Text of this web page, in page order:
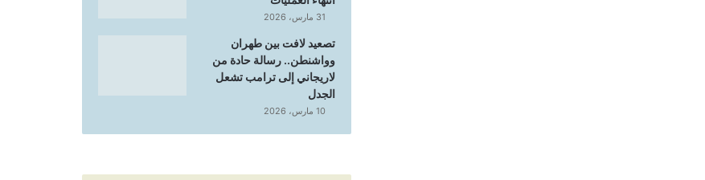
31 مارس، 2026
تصعيد لافت بين طهران
وواشنطن.. رسالة حادة من
لاريجاني إلى ترامب تشعل
الجدل
10 مارس، 2026